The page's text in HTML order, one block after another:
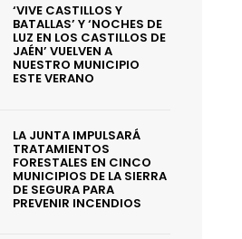
‘VIVE CASTILLOS Y
BATALLAS’ Y ‘NOCHES DE
LUZ EN LOS CASTILLOS DE
JAÉN’ VUELVEN A
NUESTRO MUNICIPIO
ESTE VERANO
LA JUNTA IMPULSARÁ
TRATAMIENTOS
FORESTALES EN CINCO
MUNICIPIOS DE LA SIERRA
DE SEGURA PARA
PREVENIR INCENDIOS